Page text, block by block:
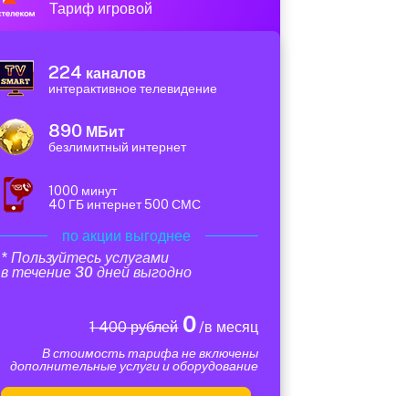
Тариф игровой
224 каналов
интерактивное телевидение
890 МБит
безлимитный интернет
1000 минут
40 ГБ интернет 500 СМС
по акции выгоднее
* Пользуйтесь услугами
в течение 30 дней выгодно
1 400 рублей0/в месяц
В стоимость тарифа не включены
дополнительные услуги и оборудование